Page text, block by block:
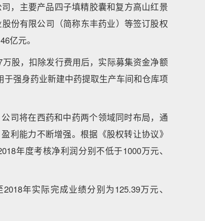
，主要产品四子填精胶囊和复方高山红景
份有限公司（简称东丰药业）等签订股权
亿元。
股，扣除发行费用后，实际募集资金净额
强身药业新建中药提取生产车间和仓库项
司将在西药和中药两个领域同时布局，通
利能力不断增强。根据《股权转让协议》
年度考核净利润分别不低于1000万元、
年实际完成业绩分别为125.39万元、